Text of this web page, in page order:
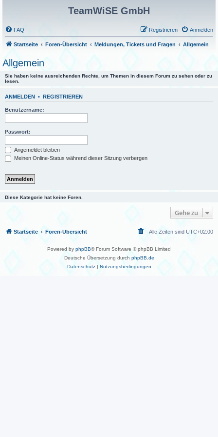
TeamWiSE GmbH
FAQ Anmelden
Registrieren
Startseite Foren-Übersicht Meldungen, Tickets und Fragen Allgemein
Allgemein
Sie haben keine ausreichenden Rechte, um Themen in diesem Forum zu sehen oder zu
lesen.
ANMELDEN • REGISTRIEREN
Benutzername:
Passwort:
Angemeldet bleiben
Meinen Online-Status während dieser Sitzung verbergen
Diese Kategorie hat keine Foren.
Gehe zu
Startseite Foren-Übersicht Alle Zeiten sind UTC+02:00
Powered by phpBB® Forum Software © phpBB Limited
Deutsche Übersetzung durch phpBB.de
Datenschutz| Nutzungsbedingungen